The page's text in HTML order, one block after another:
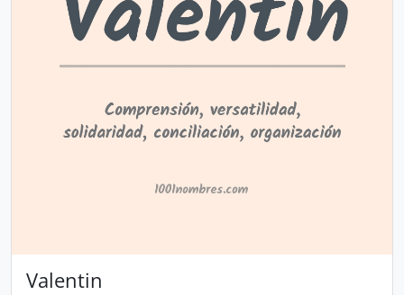
Valentin